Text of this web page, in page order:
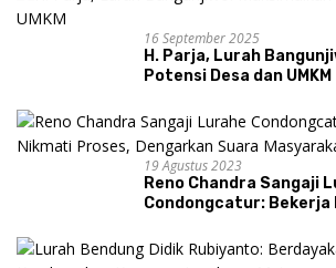
16 September 2025
H. Parja, Lurah
Potensi Desa dan UMKM
19 Agustus 2023
Reno Chandra Sangaji
Condongcatur: Bekerja
dan Syukuri Hasil